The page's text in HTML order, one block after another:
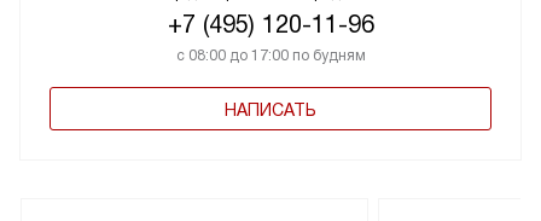
+7 (495) 120-11-96
с 08:00 до 17:00 по будням
НАПИСАТЬ